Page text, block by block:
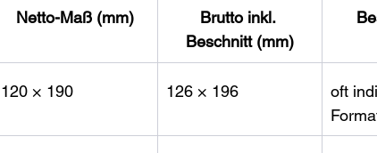
Netto-Maß (mm)
Brutto inkl.
Beschnitt (mm)
120 × 190 126 × 196
oft